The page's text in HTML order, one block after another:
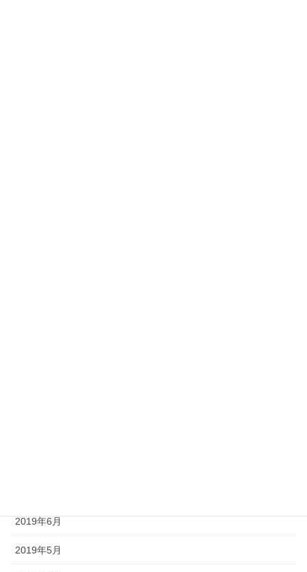
2019年6月
2019年5月